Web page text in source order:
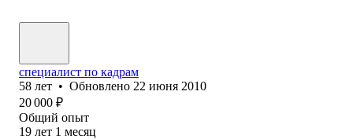
специалист по кадрам
58 лет • Обновлено 22 июня 2010
20 000 ₽
Общий опыт
19 лет 1 месяц